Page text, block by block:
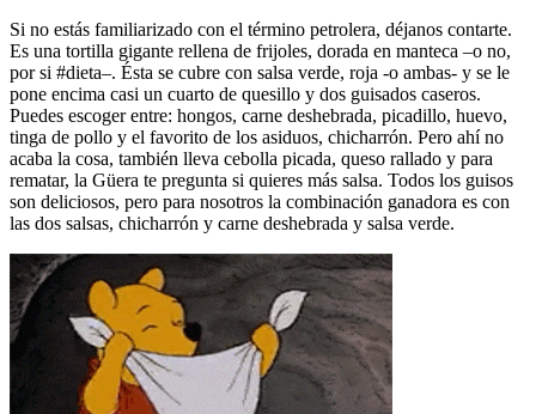
Si no estás familiarizado con el término petrolera, déjanos contarte.
Es una tortilla gigante rellena de frijoles, dorada en manteca –o no,
por si #dieta–. Ésta se cubre con salsa verde, roja -o ambas- y se le
pone encima casi un cuarto de quesillo y dos guisados caseros.
Puedes escoger entre: hongos, carne deshebrada, picadillo, huevo,
tinga de pollo y el favorito de los asiduos, chicharrón. Pero ahí no
acaba la cosa, también lleva cebolla picada, queso rallado y para
rematar, la Güera te pregunta si quieres más salsa. Todos los guisos
son deliciosos, pero para nosotros la combinación ganadora es con
las dos salsas, chicharrón y carne deshebrada y salsa verde.